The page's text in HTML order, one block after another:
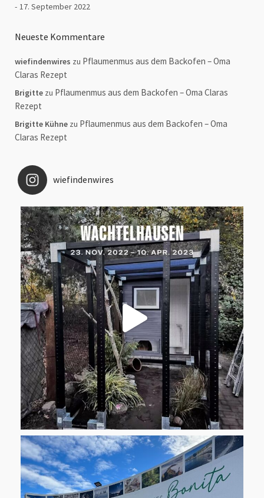
17. September 2022
Neueste Kommentare
wiefindenwires zu Pflaumenmus aus dem Backofen – Oma
Claras Rezept
Brigitte zu Pflaumenmus aus dem Backofen – Oma Claras
Rezept
Brigitte Kühne zu Pflaumenmus aus dem Backofen – Oma
Claras Rezept
wiefindenwires